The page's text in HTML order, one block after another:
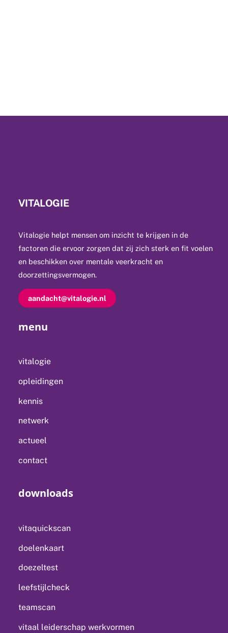
VITALOGIE
Vitalogie helpt mensen om inzicht te krijgen in de
factoren die ervoor zorgen dat zij zich sterk en fit voelen
en beschikken over mentale veerkracht en
doorzettingsvermogen.
aandacht@vitalogie.nl
menu
vitalogie
opleidingen
kennis
netwerk
actueel
contact
downloads
vitaquickscan
doelenkaart
doezeltest
leefstijlcheck
teamscan
vitaal leiderschap werkvormen